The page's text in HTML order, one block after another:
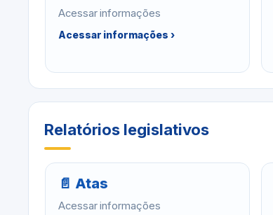
Acessar informações
Acessar informações ›
Relatórios legislativos
📄 Atas
Acessar informações